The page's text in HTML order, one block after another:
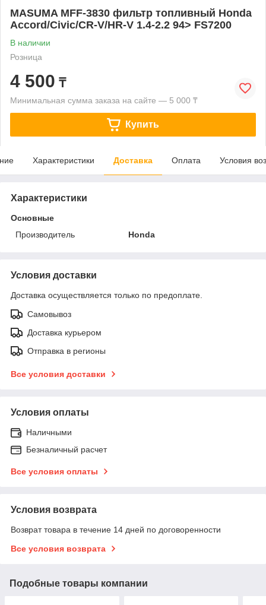
MASUMA MFF-3830 фильтр топливный Honda
Accord/Civic/CR-V/HR-V 1.4-2.2 94> FS7200
В наличии
Розница
4 500 ₸
Минимальная сумма заказа на сайте — 5 000 ₸
Купить
Характеристики Доставка Оплата Условия
Характеристики
Основные
Производитель
Honda
Условия доставки
Доставка осуществляется только по предоплате.
Самовывоз
Доставка курьером
Отправка в регионы
Все условия доставки
Условия оплаты
Наличными
Безналичный расчет
Все условия оплаты
Условия возврата
Возврат товара в течение 14 дней по договоренности
Все условия возврата
Подобные товары компании